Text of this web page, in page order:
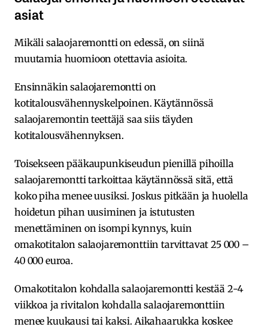
asiat
Mikäli salaojaremontti on edessä, on siinä
muutamia huomioon otettavia asioita.
Ensinnäkin salaojaremontti on
kotitalousvähennyskelpoinen. Käytännössä
salaojaremontin teettäjä saa siis täyden
kotitalousvähennyksen.
Toisekseen pääkaupunkiseudun pienillä pihoilla
salaojaremontti tarkoittaa käytännössä sitä, että
koko piha menee uusiksi. Joskus pitkään ja huolella
hoidetun pihan uusiminen ja istutusten
menettäminen on isompi kynnys, kuin
omakotitalon salaojaremonttiin tarvittavat 25 000 –
40 000 euroa.
Omakotitalon kohdalla salaojaremontti kestää 2-4
viikkoa ja rivitalon kohdalla salaojaremonttiin
menee kuukausi tai kaksi. Aikahaarukka koskee